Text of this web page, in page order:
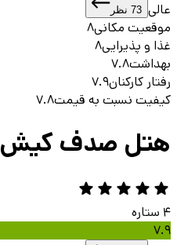
عالی 73 نظر
موقعیت مکانی8
غذا و پذیرایی8
بهداشت7.8
رفتار کارکنان7.9
کیفیت نسبت به قیمت7.8
هتل صدف کيش
4 ستاره
7.9